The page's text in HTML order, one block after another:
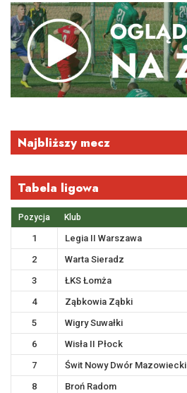
Najbliższy mecz
Tabela ligowa
Pozycja Klub
1 Legia II Warszawa
2
Warta Sieradz
3
ŁKS Łomża
4
Ząbkowia Ząbki
5
Wigry Suwałki
6
Wisła II Płock
7
Świt Nowy Dwór Mazowiecki
8
Broń Radom